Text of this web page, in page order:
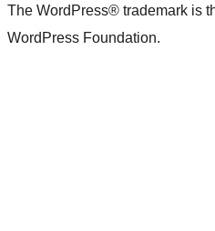
The WordPress® trademark is
WordPress Foundation.